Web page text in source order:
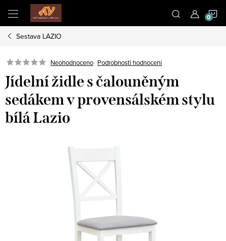
obsah
Sestava LAZIO
Neohodnoceno Podrobnosti hodnocení
Jídelní židle s čalouněným
sedákem v provensálském stylu
bílá Lazio